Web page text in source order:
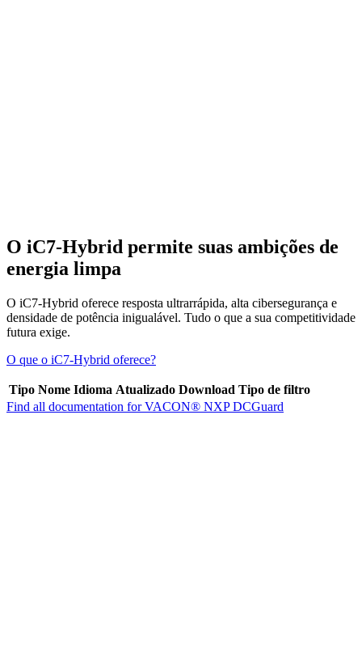
O iC7-Hybrid permite suas ambições de
energia limpa
O iC7-Hybrid oferece resposta ultrarrápida, alta cibersegurança e
densidade de potência inigualável. Tudo o que a sua competitividade
futura exige.
O que o iC7-Hybrid oferece?
Tipo Nome Idioma Atualizado Download Tipo de filtro
Find all documentation for VACON® NXP DCGuard